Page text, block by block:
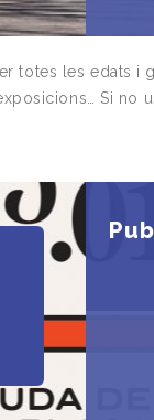
totes les edats i
Si no